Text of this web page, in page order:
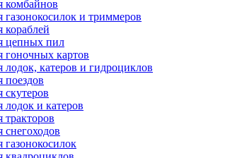
комбайнов
газонокосилок и триммеров
кораблей
цепных пил
гоночных картов
лодок, катеров и гидроциклов
поездов
скутеров
лодок и катеров
тракторов
снегоходов
газонокосилок